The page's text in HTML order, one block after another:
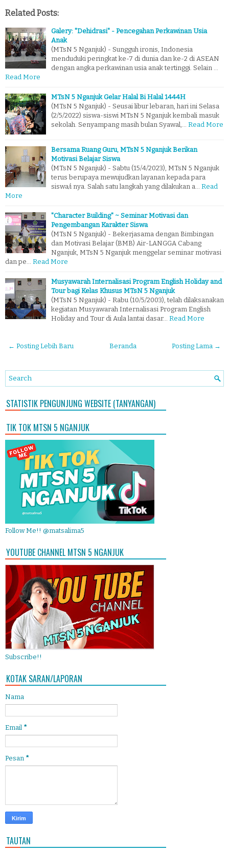
Related Posts:
Galery: "Dehidrasi" - Pencegahan Perkawinan Usia
Anak
(MTsN 5 Nganjuk) - Sungguh ironis, Indonesia
menduduki peringkat ke-7 di dunia dan ke-2 di ASEAN
dengan angka perkawinan usia anak tertinggi. Selain …
Read More
MTsN 5 Nganjuk Gelar Halal Bi Halal 1444H
(MTsN 5 Nganjuk) - Seusai libur lebaran, hari ini Selasa
(2/5/2022) siswa-siswi MTsN 5 Nganjuk kembali masuk
sekolah. Senyampang masih bulan Syawal,… Read More
Bersama Ruang Guru, MTsN 5 Nganjuk Berikan
Motivasi Belajar Siswa
(MTsN 5 Nganjuk) - Sabtu (15/4/2023), MTsN 5 Nganjuk
terus berupaya mewujudkan layanan kepada para
siswa/i nya. Salah satu langkah yang dilakukan a… Read
More
"Character Building" ~ Seminar Motivasi dan
Pengembangan Karakter Siswa
(MTsN 5 Nganjuk) - Bekerjasama dengan Bimbingan
dan Motivasi Belajar (BMB) Air-LANGGA Cabang
Nganjuk, MTsN 5 Nganjuk menggelar seminar motivasi
dan pe… Read More
Musyawarah Internalisasi Program English Holiday and
Tour bagi Kelas Khusus MTsN 5 Nganjuk
(MTsN 5 Nganjuk) - Rabu (10/5/2003), telah dilaksanakan
kegiatan Musyawarah Internalisasi Program English
Holiday and Tour di Aula lantai dasar… Read More
← Posting Lebih Baru Posting Lama →
Beranda
STATISTIK PENGUNJUNG WEBSITE (TANYANGAN)
TIK TOK MTSN 5 NGANJUK
Follow Me!! @matsalima5
YOUTUBE CHANNEL MTSN 5 NGANJUK
Subscribe!!
KOTAK SARAN/LAPORAN
Nama
Email *
Pesan *
TAUTAN